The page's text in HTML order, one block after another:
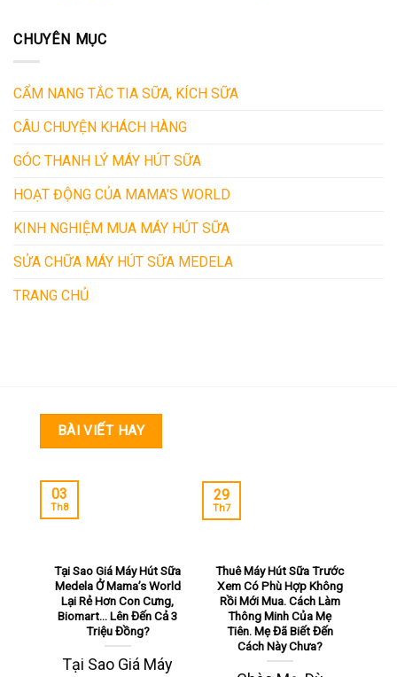
CHUYÊN MỤC
CẨM NANG TẮC TIA SỮA, KÍCH SỮA
CÂU CHUYỆN KHÁCH HÀNG
GÓC THANH LÝ MÁY HÚT SỮA
HOẠT ĐỘNG CỦA MAMA'S WORLD
KINH NGHIỆM MUA MÁY HÚT SỮA
SỬA CHỮA MÁY HÚT SỮA MEDELA
TRANG CHỦ
BÀI VIẾT HAY
Tại Sao Giá Máy Hút Sữa
Medela Ở Mama’s World
Lại Rẻ Hơn Con Cưng,
Biomart… Lên Đến Cả 3
Triệu Đồng?
Tại Sao Giá Máy
03
Th8
Thuê Máy Hút Sữa Trước
Xem Có Phù Hợp Không
Rồi Mới Mua. Cách Làm
Thông Minh Của Mẹ
Tiên. Mẹ Đã Biết Đến
Cách Này Chưa?
29
Th7